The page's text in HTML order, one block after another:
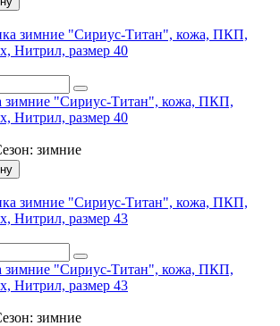
зимние "Сириус-Титан", кожа, ПКП,
Нитрил, размер 40
зимние
зимние "Сириус-Титан", кожа, ПКП,
Нитрил, размер 43
зимние